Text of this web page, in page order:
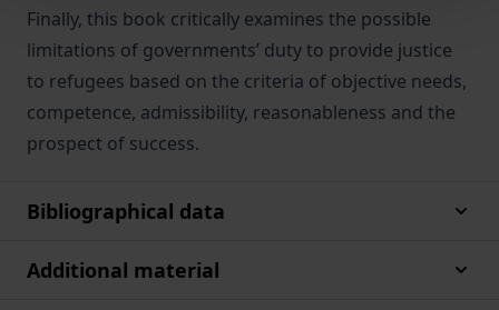
Finally, this book critically examines the possible
limitations of governments’ duty to provide justice
to refugees based on the criteria of objective needs,
competence, admissibility, reasonableness and the
prospect of success.
Bibliographical data
Additional material